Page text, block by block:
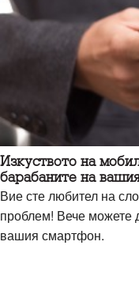
Изкуството на
барабаните на
Вие сте любител на
проблем! Вече можете
вашия смартфон.